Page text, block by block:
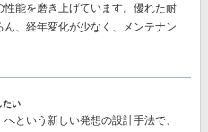
性能を磨き上げています。優れた耐
、経年変化が少なく、メンテナン
たい
という新しい発想の設計手法で、